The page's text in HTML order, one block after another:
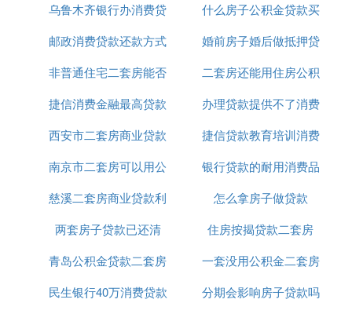
涓婃捣鍏绉閲戞埧璐锋斂绛栧備笅锛
1銆侀栦粯姣斾緥锛氶栧楁埧闈㈢Н涓嶈秴杩90骞虫
柟绫崇殑锛岄栦粯姣斾緥鏈浣庝负20%锛涗簩濂楁埧
鏈浣庨栦粯姣斾緥60%锛涗笁濂楁埧闇瑕佽捶娆剧殑
閾惰屾牴鎹鎴夸环鐨勬儏鍐靛彲浠ヤ笉浜堜笌璐锋撅
紱鍏朵粬鐨勬儏鍐垫渶浣庨栦粯涓30%锛
2銆佽捶娆鹃檺棰濓細涓浜哄叕绉閲戣捶娆炬渶楂橀
0涓囥傜即浜よˉ鍏呭叕绉閲戠殑锛屼釜浜哄叕绉閲戣
捶娆炬渶楂橀濆害60涓囷紝瀹跺涵鍏绉閲戣捶娆炬渶
楂橀濆害120涓囥
缁间笂鎵杩帮紝濡傛灉鎯宠佸湪涓婃捣璐涔扮浜屽楁
埧锛岄櫎浜嗚佺﹀悎闄愯喘鏉′欢澶栵紝杩樿佹敞鎰忕
浜屽楁埧鐨勯栦粯姣斾緥鍜岃捶娆惧埄鐜囦笌棣栧楁
埧鏈夋墍涓嶅悓銆傜浜屽楁埧鐨勯栦粯姣斾緥鎸夌収
首付
贷款
乌鲁木齐银行办消费贷
款
什么房子公积金贷款买
房
邮政消费贷款还款方式
婚前房子婚后做抵押贷
款
非普通住宅二套房能否
公积金贷款
二套房还能用住房公积
金贷款
捷信消费金融最高贷款
20万
办理贷款提供不了消费
用途
西安市二套房商业贷款
政策
捷信贷款教育培训消费
凭证怎么弄
南京市二套房可以用公
积金贷款吗
银行贷款的耐用消费品
慈溪二套房商业贷款利
率
怎么拿房子做贷款
两套房子贷款已还清
住房按揭贷款二套房
青岛公积金贷款二套房
首付多少
一套没用公积金二套房
公积金贷款
民生银行40万消费贷款
分期会影响房子贷款吗